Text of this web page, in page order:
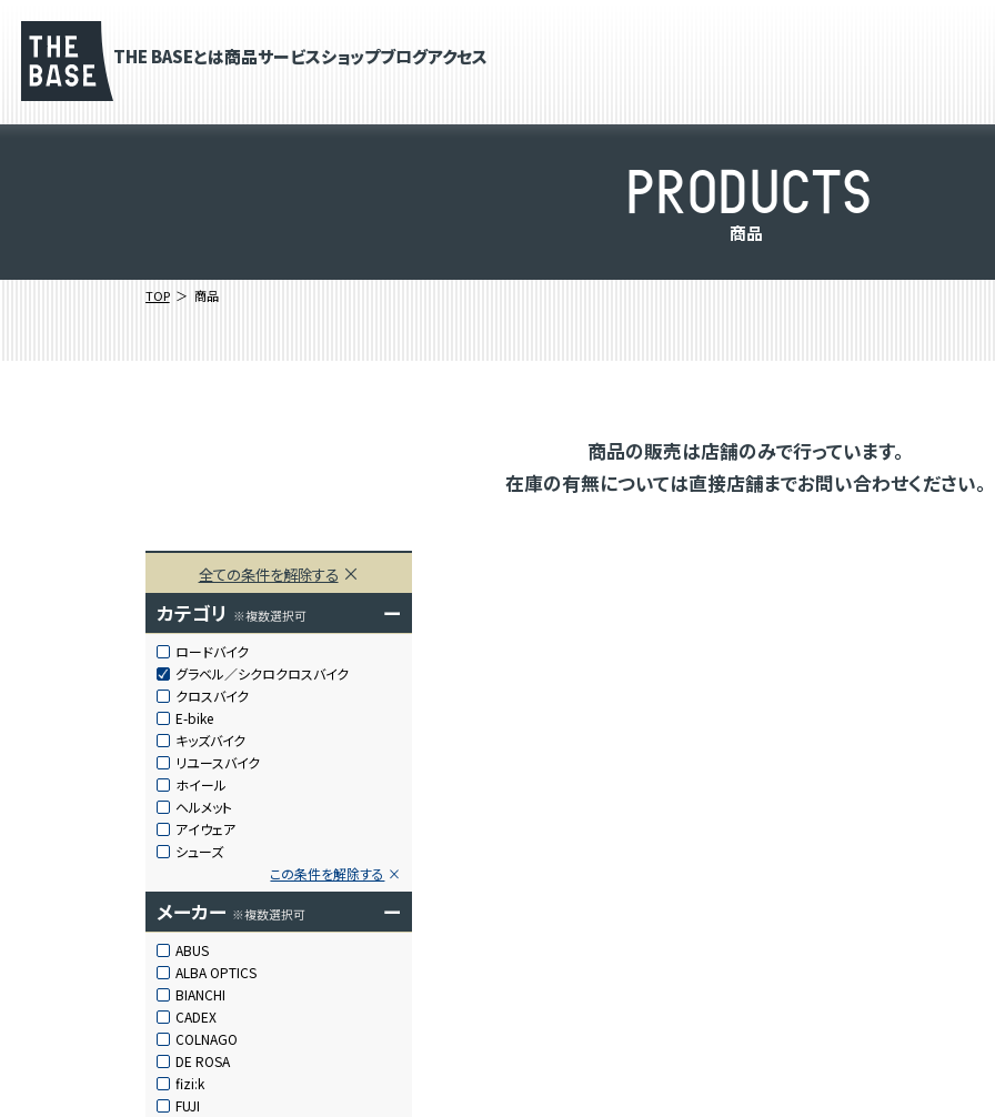
THE BASEとは商品サービスショップブログアクセス
PRODUCTS
商品
TOP 商品
商品の販売は店舗のみで行っています。
在庫の有無については直接店舗までお問い合わせください。
全ての条件を解除する
カテゴリ ※複数選択可 ー
ロードバイク
グラベル／シクロクロスバイク
クロスバイク
E-bike
キッズバイク
リユースバイク
ホイール
ヘルメット
アイウェア
シューズ
この条件を解除する
メーカー ※複数選択可 ー
ABUS
ALBA OPTICS
BIANCHI
CADEX
COLNAGO
DE ROSA
fizi:k
FUJI